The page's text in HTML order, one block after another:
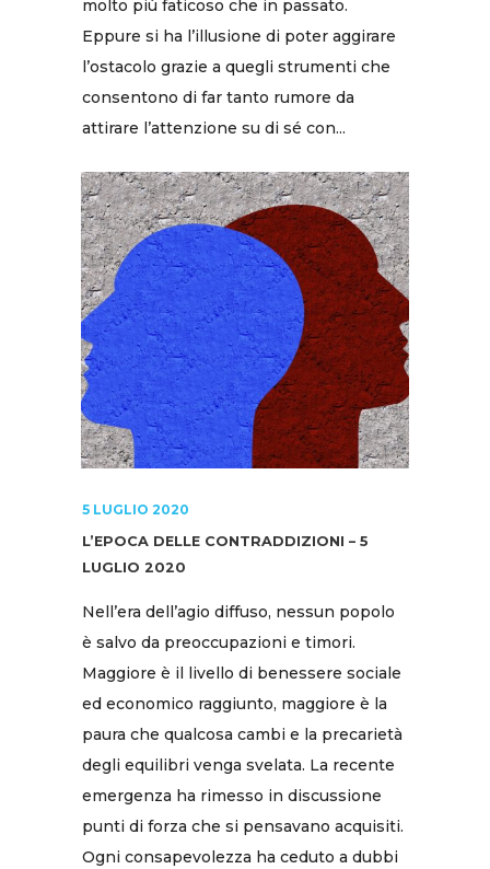
molto più faticoso che in passato.
Eppure si ha l’illusione di poter aggirare
l’ostacolo grazie a quegli strumenti che
consentono di far tanto rumore da
attirare l’attenzione su di sé con...
5 LUGLIO 2020
L’EPOCA DELLE CONTRADDIZIONI – 5
LUGLIO 2020
Nell’era dell’agio diffuso, nessun popolo
è salvo da preoccupazioni e timori.
Maggiore è il livello di benessere sociale
ed economico raggiunto, maggiore è la
paura che qualcosa cambi e la precarietà
degli equilibri venga svelata. La recente
emergenza ha rimesso in discussione
punti di forza che si pensavano acquisiti.
Ogni consapevolezza ha ceduto a dubbi